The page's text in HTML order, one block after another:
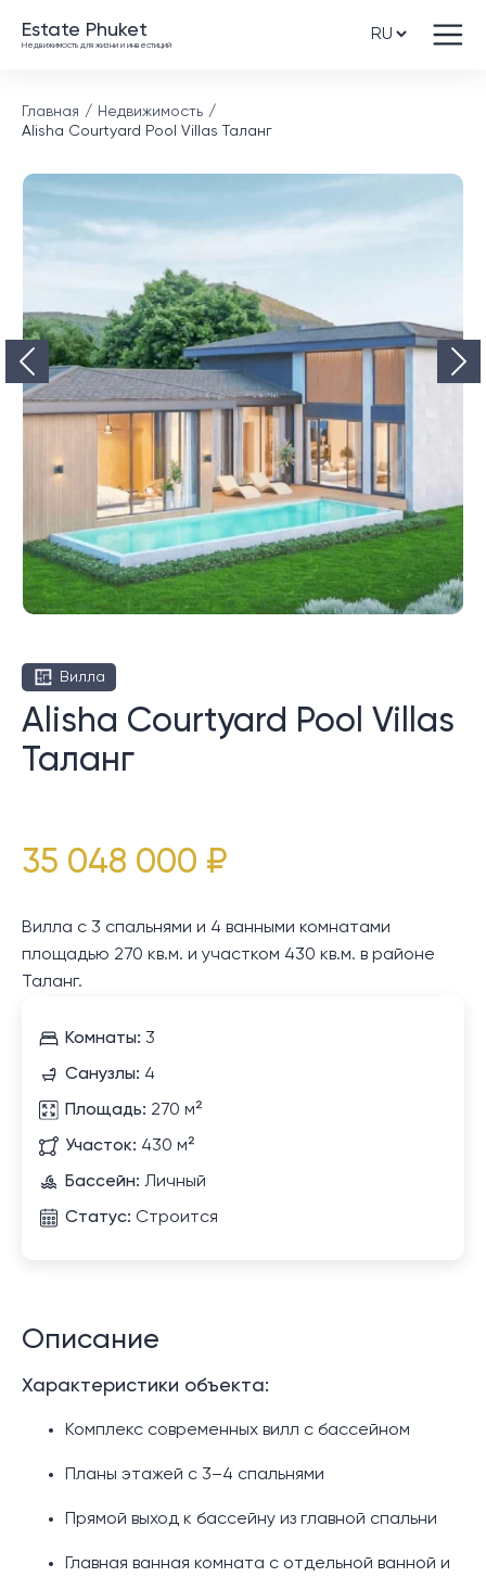
Estate Phuket
Недвижимость для жизни и инвестиций
Главная
Недвижимость
Alisha Courtyard Pool Villas Таланг
Вилла
Alisha Courtyard Pool Villas
Таланг
35 048 000 ₽
Вилла с 3 спальнями и 4 ванными комнатами
площадью 270 кв.м. и участком 430 кв.м. в районе
Таланг.
Комнаты: 3
Санузлы: 4
Площадь: 270 м²
Участок: 430 м²
Бассейн: Личный
Статус: Строится
Описание
Характеристики объекта:
Комплекс современных вилл с бассейном
Планы этажей с 3–4 спальнями
Прямой выход к бассейну из главной спальни
Главная ванная комната с отдельной ванной и